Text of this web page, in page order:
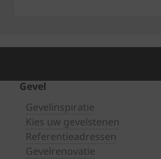
Gevel
Gevelinspiratie
Kies uw gevelstenen
Referentieadressen
Gevelrenovatie